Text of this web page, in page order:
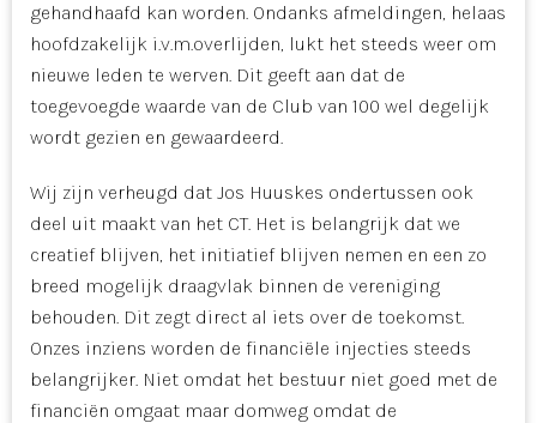
gehandhaafd kan worden. Ondanks afmeldingen, helaas
hoofdzakelijk i.v.m.overlijden, lukt het steeds weer om
nieuwe leden te werven. Dit geeft aan dat de
toegevoegde waarde van de Club van 100 wel degelijk
wordt gezien en gewaardeerd.
Wij zijn verheugd dat Jos Huuskes ondertussen ook
deel uit maakt van het CT. Het is belangrijk dat we
creatief blijven, het initiatief blijven nemen en een zo
breed mogelijk draagvlak binnen de vereniging
behouden. Dit zegt direct al iets over de toekomst.
Onzes inziens worden de financiële injecties steeds
belangrijker. Niet omdat het bestuur niet goed met de
financiën omgaat maar domweg omdat de